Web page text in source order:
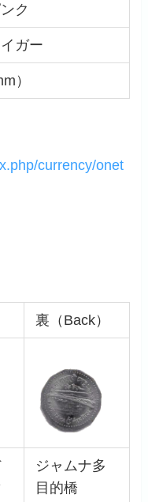
ク
ガー
）
currency/onet
裏（Back）
ジャムナ多
目的橋